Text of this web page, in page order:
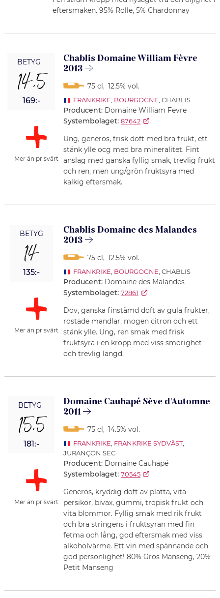
eftersmaken. 95% Rolle, 5% Chardonnay
BETYG
14,5
169:-
Mer än prisvärt
Chablis Domaine William Fèvre
2013
75 cl, 12.5% vol.
FRANKRIKE BOURGOGNE , CHABLIS
Producent: Domaine William Fevre
Systembolaget: 87642
Ung, generös, frisk doft med bra frukt, ett
stänk ylle ocg med bra mineralitet. Fint
anslag med ganska fyllig smak, trevlig frukt
och ren, men ung/grön fruktsyra med
kalkig eftersmak.
BETYG
14
135:-
Mer än prisvärt
Chablis Domaine des Malandes
2013
75 cl, 12.5% vol.
FRANKRIKE BOURGOGNE , CHABLIS
Producent: Domaine des Malandes
Systembolaget: 72861
Dov, ganska finstämd doft av gula frukter,
rostade mandlar, mogen citron och ett
stänk ylle. Ung, ren smak med frisk
fruktsyra i en kropp med viss smörighet
och trevlig längd.
BETYG
15,5
181:-
Mer än prisvärt
Domaine Cauhapé Sève d'Automne
2011
75 cl, 14.5% vol.
FRANKRIKE FRANKRIKE SYDVÄST,
JURANÇON SEC
Producent: Domaine Cauhapé
Systembolaget: 70545
Generös, kryddig doft av platta, vita
persikor, bivax, gummi, tropisk frukt och
vita blommor. Fyllig smak med rik frukt
och bra stringens i fruktsyran med fin
fetma och lång, god eftersmak med viss
alkoholvärme. Ett vin med spännande och
god personlighet! 80% Gros Manseng, 20%
Petit Manseng